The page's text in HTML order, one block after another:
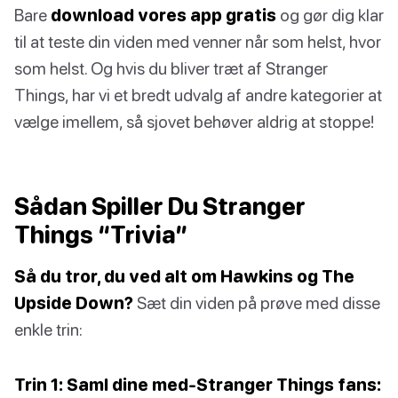
Bare download vores app gratis og gør dig klar
til at teste din viden med venner når som helst, hvor
som helst. Og hvis du bliver træt af Stranger
Things, har vi et bredt udvalg af andre kategorier at
vælge imellem, så sjovet behøver aldrig at stoppe!
Sådan Spiller Du Stranger
Things “Trivia”
Så du tror, du ved alt om Hawkins og The
Upside Down? Sæt din viden på prøve med disse
enkle trin:
Trin 1: Saml dine med-Stranger Things fans: